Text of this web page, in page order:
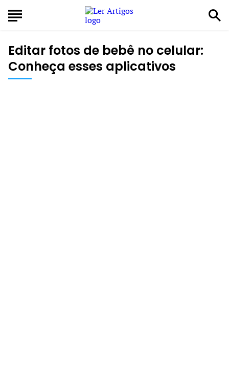
Editar fotos de bebê no celular:
Conheça esses aplicativos